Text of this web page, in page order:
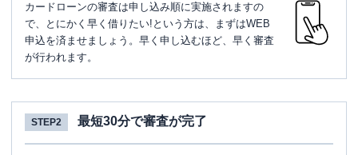
カードローンの審査は申し込み順に実施されますの
で、とにかく早く借りたい!という方は、まずはWEB
申込を済ませましょう。早く申し込むほど、早く審査
が行われます。
STEP2 最短30分で審査が完了